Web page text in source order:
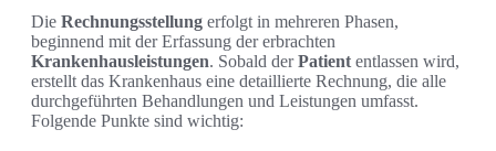
Die Rechnungsstellung erfolgt in mehreren Phasen,
beginnend mit der Erfassung der erbrachten
Krankenhausleistungen. Sobald derPatient entlassen wird,
erstellt das Krankenhaus eine detaillierte Rechnung, die alle
durchgeführten Behandlungen und Leistungen umfasst.
Folgende Punkte sind wichtig: